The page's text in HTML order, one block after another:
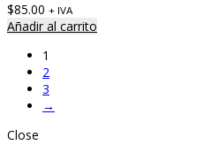
$85.00 + IVA
Añadir al carrito
1
2
3
→
Close